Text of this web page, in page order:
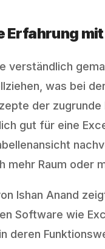
Erfahrung
verständlich
was bei
der
gut für eine
mehr Raum oder
Ishan Anand
Software wie
deren